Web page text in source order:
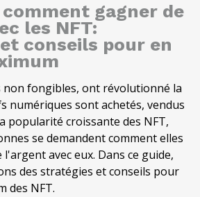
gagner de
les NFT:
conseils pour en
non fongibles, ont révolutionné la
numériques sont achetés, vendus
popularité croissante des NFT,
se demandent comment elles
avec eux. Dans ce guide,
des stratégies et conseils pour
des NFT.